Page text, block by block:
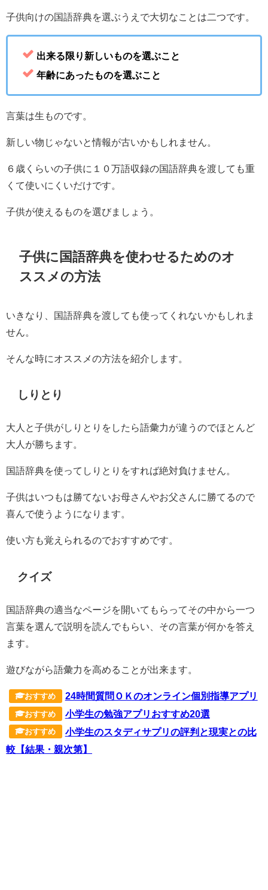
子供向けの国語辞典を選ぶうえで大切なことは二つです。
出来る限り新しいものを選ぶこと
年齢にあったものを選ぶこと
言葉は生ものです。
新しい物じゃないと情報が古いかもしれません。
６歳くらいの子供に１０万語収録の国語辞典を渡しても重
くて使いにくいだけです。
子供が使えるものを選びましょう。
子供に国語辞典を使わせるためのオ
ススメの方法
いきなり、国語辞典を渡しても使ってくれないかもしれま
せん。
そんな時にオススメの方法を紹介します。
しりとり
大人と子供がしりとりをしたら語彙力が違うのでほとんど
大人が勝ちます。
国語辞典を使ってしりとりをすれば絶対負けません。
子供はいつもは勝てないお母さんやお父さんに勝てるので
喜んで使うようになります。
使い方も覚えられるのでおすすめです。
クイズ
国語辞典の適当なページを開いてもらってその中から一つ
言葉を選んで説明を読んでもらい、その言葉が何かを答え
ます。
遊びながら語彙力を高めることが出来ます。
おすすめ 24時間質問ＯＫのオンライン個別指導アプリ
おすすめ 小学生の勉強アプリおすすめ20選
おすすめ
小学生のスタディサプリの評判と現実との比
較【結果・親次第】